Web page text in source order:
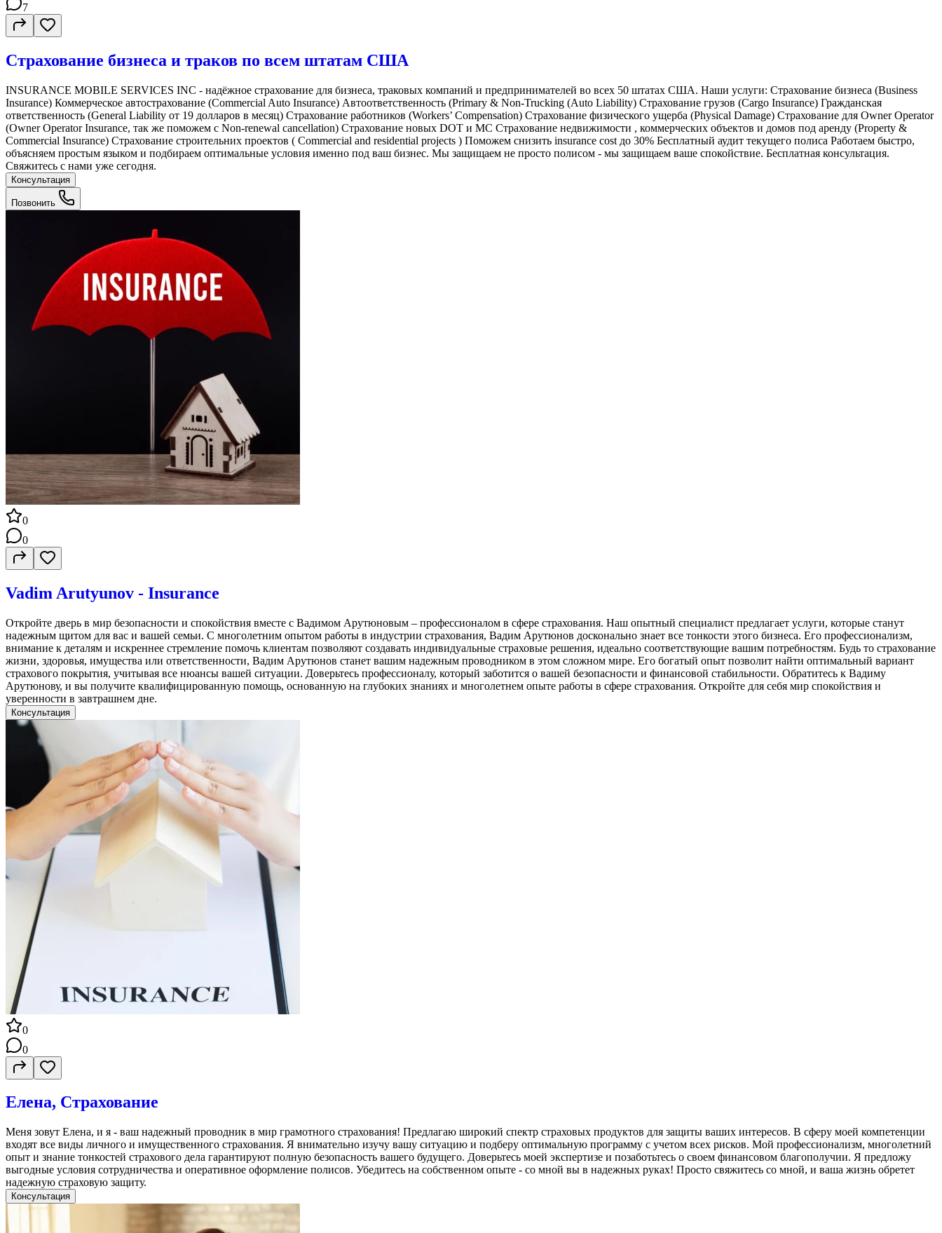
7
Страхование бизнеса и траков по всем штатам США
INSURANCE MOBILE SERVICES INC - надёжное страхование для бизнеса, траковых компаний и предпринимателей во всех 50 штатах США. Наши услуги: Страхование бизнеса (Business
Insurance) Коммерческое автострахование (Commercial Auto Insurance) Автоответственность (Primary & Non-Trucking (Auto Liability) Страхование грузов (Cargo Insurance) Гражданская
ответственность (General Liability от 19 долларов в месяц) Страхование работников (Workers’ Compensation) Страхование физического ущерба (Physical Damage) Страхование для Owner Operator
(Owner Operator Insurance, так же поможем с Non-renewal cancellation) Страхование новых DOT и MC Страхование недвижимости , коммерческих объектов и домов под аренду (Property &
Commercial Insurance) Страхование строительних проектов ( Commercial and residential projects ) Поможем снизить insurance cost до 30% Бесплатный аудит текущего полиса Работаем быстро,
объясняем простым языком и подбираем оптимальные условия именно под ваш бизнес. Мы защищаем не просто полисом - мы защищаем ваше спокойствие. Бесплатная консультация.
Свяжитесь с нами уже сегодня.
Консультация
Позвонить
0
0
Vadim Arutyunov - Insurance
Откройте дверь в мир безопасности и спокойствия вместе с Вадимом Арутюновым – профессионалом в сфере страхования. Наш опытный специалист предлагает услуги, которые станут
надежным щитом для вас и вашей семьи. С многолетним опытом работы в индустрии страхования, Вадим Арутюнов досконально знает все тонкости этого бизнеса. Его профессионализм,
внимание к деталям и искреннее стремление помочь клиентам позволяют создавать индивидуальные страховые решения, идеально соответствующие вашим потребностям. Будь то страхование
жизни, здоровья, имущества или ответственности, Вадим Арутюнов станет вашим надежным проводником в этом сложном мире. Его богатый опыт позволит найти оптимальный вариант
страхового покрытия, учитывая все нюансы вашей ситуации. Доверьтесь профессионалу, который заботится о вашей безопасности и финансовой стабильности. Обратитесь к Вадиму
Арутюнову, и вы получите квалифицированную помощь, основанную на глубоких знаниях и многолетнем опыте работы в сфере страхования. Откройте для себя мир спокойствия и
уверенности в завтрашнем дне.
Консультация
0
0
Елена, Страхование
Меня зовут Елена, и я - ваш надежный проводник в мир грамотного страхования! Предлагаю широкий спектр страховых продуктов для защиты ваших интересов. В сферу моей компетенции
входят все виды личного и имущественного страхования. Я внимательно изучу вашу ситуацию и подберу оптимальную программу с учетом всех рисков. Мой профессионализм, многолетний
опыт и знание тонкостей страхового дела гарантируют полную безопасность вашего будущего. Доверьтесь моей экспертизе и позаботьтесь о своем финансовом благополучии. Я предложу
выгодные условия сотрудничества и оперативное оформление полисов. Убедитесь на собственном опыте - со мной вы в надежных руках! Просто свяжитесь со мной, и ваша жизнь обретет
надежную страховую защиту.
Консультация